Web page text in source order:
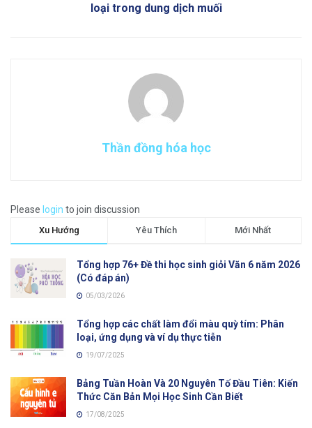
loại trong dung dịch muối
Thần đồng hóa học
Please login to join discussion
Xu Hướng Yêu Thích Mới Nhất
Tổng hợp 76+ Đề thi học sinh giỏi Văn 6 năm 2026
(Có đáp án)
05/03/2026
Tổng hợp các chất làm đổi màu quỳ tím: Phân
loại, ứng dụng và ví dụ thực tiễn
19/07/2025
Bảng Tuần Hoàn Và 20 Nguyên Tố Đầu Tiên: Kiến
Thức Căn Bản Mọi Học Sinh Cần Biết
17/08/2025